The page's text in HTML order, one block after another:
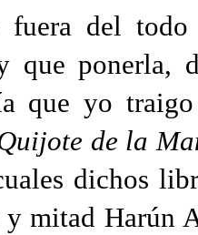
del
que ponerla,
que yo
de la
dichos
mitad Harún